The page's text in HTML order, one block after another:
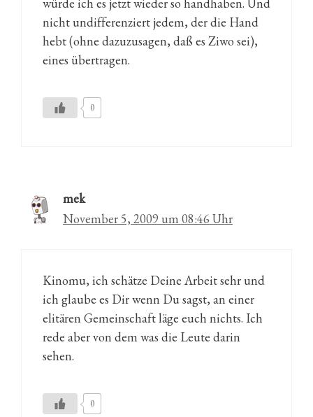
nicht undifferenziert jedem, der die Hand
hebt (ohne dazuzusagen, daß es Ziwo sei),
eines übertragen.
0
mek
November 5, 2009 um 08:46 Uhr
Kinomu, ich schätze Deine Arbeit sehr und
ich glaube es Dir wenn Du sagst, an einer
elitären Gemeinschaft läge euch nichts. Ich
rede aber von dem was die Leute darin
sehen.
0